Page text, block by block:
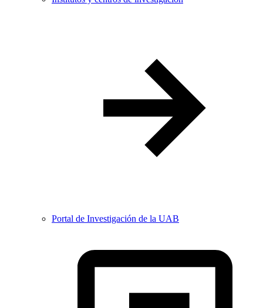
Portal de Investigación de la UAB